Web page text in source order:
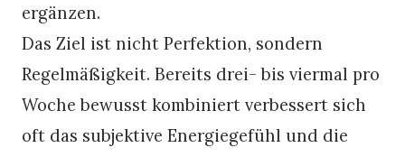
ergänzen.
Das Ziel ist nicht Perfektion, sondern
Regelmäßigkeit. Bereits drei- bis viermal pro
Woche bewusst kombiniert verbessert sich
oft das subjektive Energiegefühl und die